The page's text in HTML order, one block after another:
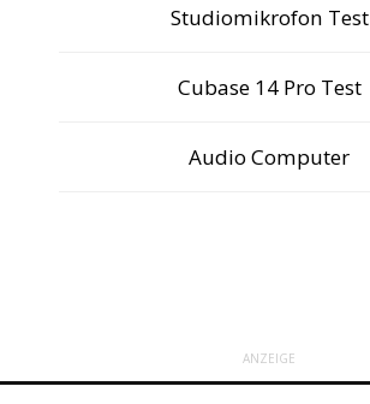
Studiomikrofon Test
Cubase 14 Pro Test
Audio Computer
ANZEIGE